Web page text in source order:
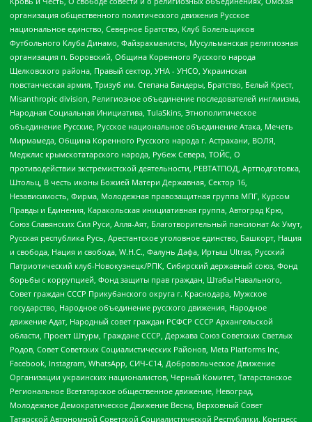
организация общественного политического движения Русское
национальное единство, Северное Братство, Клуб Болельщиков
Футбольного Клуба Динамо, Файзрахманисты, Мусульманская религиозная
организация п. Боровский, Община Коренного Русского народа
Щелковского района, Правый сектор, УНА - УНСО, Украинская
повстанческая армия, Тризуб им. Степана Бандеры, Братство, Белый Крест,
Misanthropic division, Религиозное объединение последователей инглиизма,
Народная Социальная Инициатива, TulaSkins, Этнополитическое
объединение Русские, Русское национальное объединение Атака, Мечеть
Мирмамеда, Община Коренного Русского народа г. Астрахани, ВОЛЯ,
Меджлис крымскотатарского народа, Рубеж Севера, ТОЙС, О
противодействии экстремистской деятельности, РЕВТАТПОД, Артподготовка,
Штольц, В честь иконы Божией Матери Державная, Сектор 16,
Независимость, Фирма, Молодежная правозащитная группа МПГ, Курсом
Правды и Единения, Каракольская инициативная группа, Автоград Крю,
Союз Славянских Сил Руси, Алля-Аят, Благотворительный пансионат Ак Умут,
Русская республика Русь, Арестантское уголовное единство, Башкорт, Нация
и свобода, Нация и свобода, W.H.С., Фалунь Дафа, Иртыш Ultras, Русский
Патриотический клуб-Новокузнецк/РПК, Сибирский державный союз, Фонд
борьбы с коррупцией, Фонд защиты прав граждан, Штабы Навального,
Совет граждан СССР Прикубанского округа г. Краснодара, Мужское
государство, Народное объединение русского движения, Народное
движение Адат, Народный совет граждан РСФСР СССР Архангельской
области, Проект Штурм, Граждане СССР, Держава Союз Советских Светлых
Родов, Совет Советских Социалистических Районов, Meta Platforms Inc,
Facebook, Instagram, WhatsApp, СИЧ-С14, Добровольческое Движение
Организации украинских националистов, Черный Комитет, Татарстанское
Региональное Всетатарское общественное движение, Невоград,
Молодежное Демократическое Движение Весна, Верховный Совет
Татарской Автономной Советской Социалистической Республики, Конгресс